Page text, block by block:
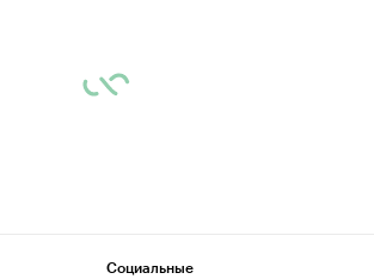
Социальные